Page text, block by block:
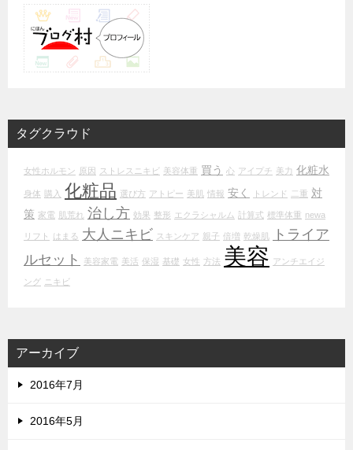
タグクラウド
女性ホルモン 原因 ストレスニキビ 美容体重 買う 心 アイプチ 美力 化粧水
身体 購入 化粧品 選び方 アトピー 美肌 情報 安く トレンド 二重 対
策 家電 肌荒れ 治し方 効果 整形 エクラシャルム 計算式 標準体重 newa
リフト はまる 大人ニキビ スキンケア 親子 倍増 乾燥肌
トライア
ルセット
美容家電 美活 保湿 基礎 女性 方法 美容 アンチエイジ
ング ニキビ
アーカイブ
2016年7月
2016年5月